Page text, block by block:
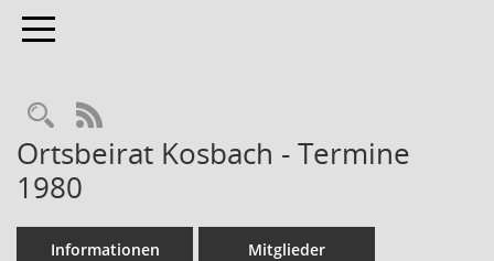
Toggle navigation
Rechercheauswahl
RSS-Feed
Ortsbeirat Kosbach - Termine
1980
Informationen Mitglieder